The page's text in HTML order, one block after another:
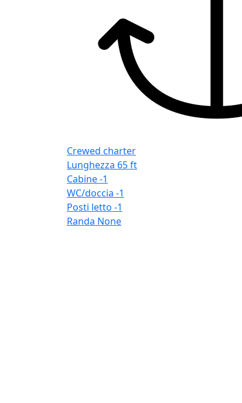
Crewed charter
Lunghezza 65 ft
Cabine-1
WC/doccia -1
Posti letto -1
Randa None